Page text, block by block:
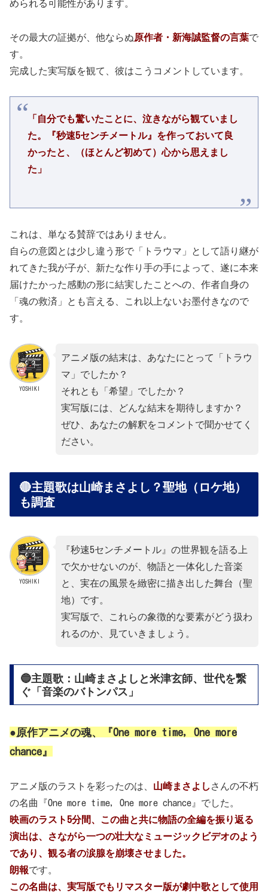
められる可能性があります。
その最大の証拠が、他ならぬ原作者・新海誠監督の言葉で
す。
完成した実写版を観て、彼はこうコメントしています。
「自分でも驚いたことに、泣きながら観ていまし
た。『秒速5センチメートル』を作っておいて良
かったと、（ほとんど初めて）心から思えまし
た」
これは、単なる賛辞ではありません。
自らの意図とは少し違う形で「トラウマ」として語り継が
れてきた我が子が、新たな作り手の手によって、遂に本来
届けたかった感動の形に結実したことへの、作者自身の
「魂の救済」とも言える、これ以上ないお墨付きなので
す。
YOSHIKI
アニメ版の結末は、あなたにとって「トラウ
マ」でしたか？
それとも「希望」でしたか？
実写版には、どんな結末を期待しますか？
ぜひ、あなたの解釈をコメントで聞かせてく
ださい。
🔴主題歌は山崎まさよし？聖地（ロケ地）
も調査
YOSHIKI
『秒速5センチメートル』の世界観を語る上
で欠かせないのが、物語と一体化した音楽
と、実在の風景を緻密に描き出した舞台（聖
地）です。
実写版で、これらの象徴的な要素がどう扱わ
れるのか、見ていきましょう。
🔵主題歌：山崎まさよしと米津玄師、世代を繋
ぐ「音楽のバトンパス」
●原作アニメの魂、『One more time, One more
chance』
アニメ版のラストを彩ったのは、 山崎まさよし さんの不朽
の名曲『One more time, One more chance』でした。
映画のラスト5分間、この曲と共に物語の全編を振り返る
演出は、さながら一つの壮大なミュージックビデオのよう
であり、観る者の涙腺を崩壊させました。
朗報です。
この名曲は、実写版でも リマスター版が劇中歌として使用